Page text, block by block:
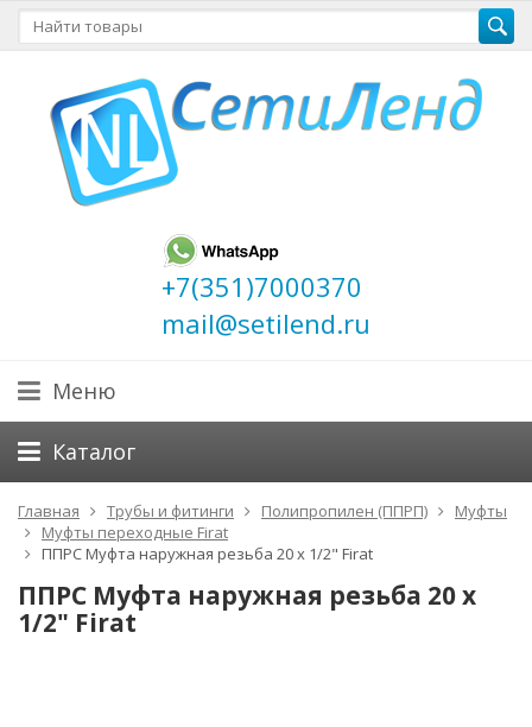
+7(351)7000370
mail@setilend.ru
Меню
Каталог
Главная Трубы и фитинги Полипропилен (ППРП)
Муфты
Муфты переходные Firat
ППРС Муфта наружная резьба 20 х 1/2" Firat
ППРС Муфта наружная резьба 20 х
1/2" Firat